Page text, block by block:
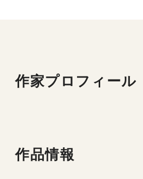
作家プロフィール
作品情報